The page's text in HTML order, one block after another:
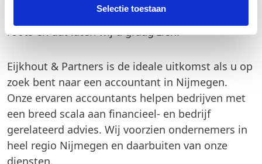
Selectie toestaan
Partners te Nijmegen. Ondernemen zit in onze
roots en dat laten wij u graag zien.
Eijkhout & Partners is de ideale uitkomst als u op
zoek bent naar een accountant in Nijmegen.
Onze ervaren accountants helpen bedrijven met
een breed scala aan financieel- en bedrijf
gerelateerd advies. Wij voorzien ondernemers in
heel regio Nijmegen en daarbuiten van onze
diensten.